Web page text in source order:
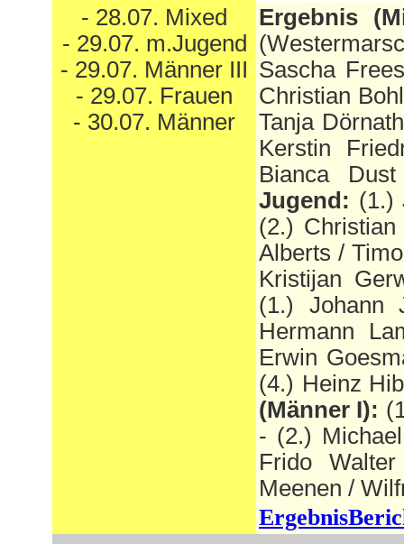
- 28.07. Mixed
- 29.07. m.Jugend
- 29.07. Männer III
- 29.07. Frauen
- 30.07. Männer
Ergebnis
Sascha
Christian
Tanja
Kerstin
Bianca
Jugend: (1.)
(2.)
Alberts /
Kristijan
(1.) Johann
Hermann
Erwin
(4.) Heinz
(Männer I):
- (2.)
Frido
Meenen /